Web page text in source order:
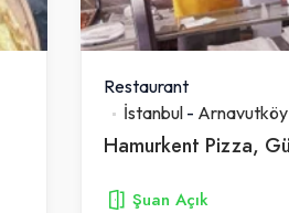
Restaurant
İstanbul- Arnavutköy
Şuan Açık